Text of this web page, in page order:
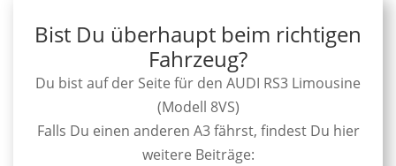
Bist Du überhaupt beim richtigen
Fahrzeug?
Du bist auf der Seite für den AUDI RS3 Limousine
(Modell 8VS)
Falls Du einen anderen A3 fährst, findest Du hier
weitere Beiträge: